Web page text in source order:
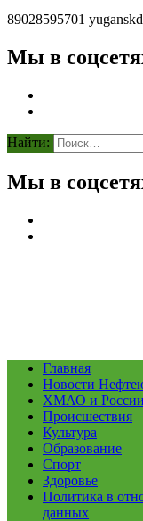
89028595701
Мы в
Найти:
Мы в
Главная
Новости
ХМАО и России
Происшествия
Культура
Образование
Спорт
Здоровье
Политика в
данных